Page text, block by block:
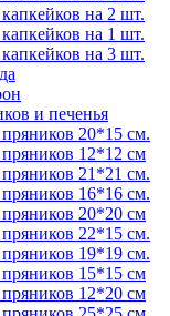
на 2 шт.
на 1 шт.
на 3 шт.
и печенья
20*15 см.
12*12 см
21*21 см.
16*16 см.
20*20 см
22*15 см.
19*19 см.
15*15 см
12*20 см